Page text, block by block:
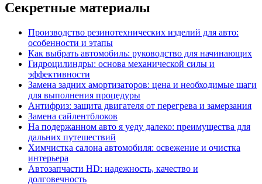
Секретные материалы
Производство резинотехнических изделий для авто:
особенности и этапы
Как выбрать автомобиль: руководство для начинающих
Гидроцилиндры: основа механической силы и
эффективности
Замена задних амортизаторов: цена и необходимые шаги
для выполнения процедуры
Антифриз: защита двигателя от перегрева и замерзания
Замена сайлентблоков
На подержанном авто я уеду далеко: преимущества для
дальних путешествий
Химчистка салона автомобиля: освежение и очистка
интерьера
Автозапчасти HD: надежность, качество и
долговечность